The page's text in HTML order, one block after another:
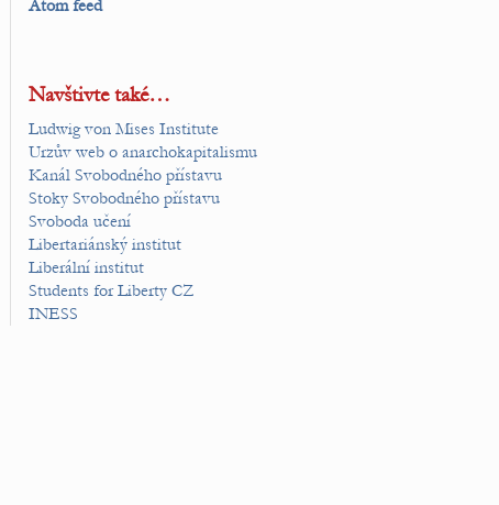
Atom feed
Navštivte také…
Ludwig von Mises Institute
Urzův web o anarchokapitalismu
Kanál Svobodného přístavu
Stoky Svobodného přístavu
Svoboda učení
Libertariánský institut
Liberální institut
Students for Liberty CZ
INESS